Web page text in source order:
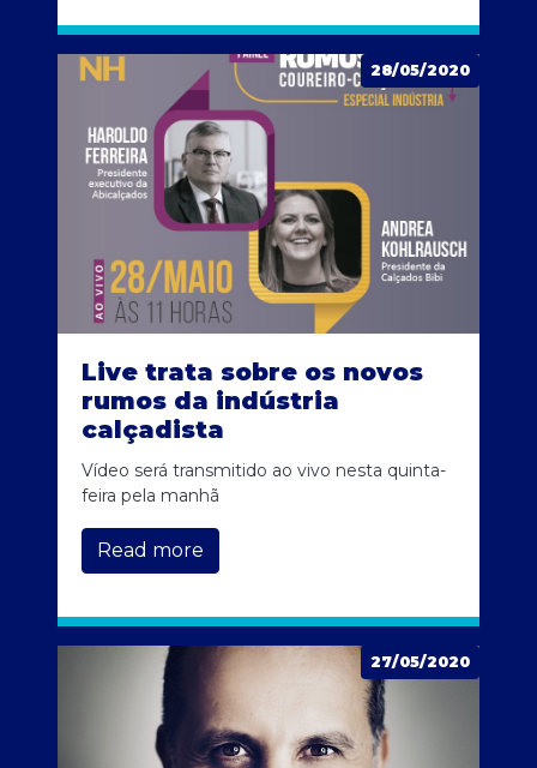
28/05/2020
Live trata sobre os novos
rumos da indústria
calçadista
Vídeo será transmitido ao vivo nesta quinta-
feira pela manhã
Read more
27/05/2020